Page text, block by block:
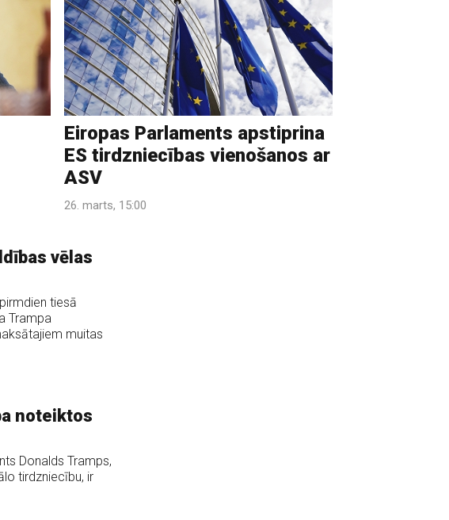
Eiropas Parlaments apstiprina
ES tirdzniecības vienošanos ar
ASV
26. marts, 15:00
vēlas
tiesā
Trampa
muitas
noteiktos
Donalds Tramps,
tirdzniecību, ir